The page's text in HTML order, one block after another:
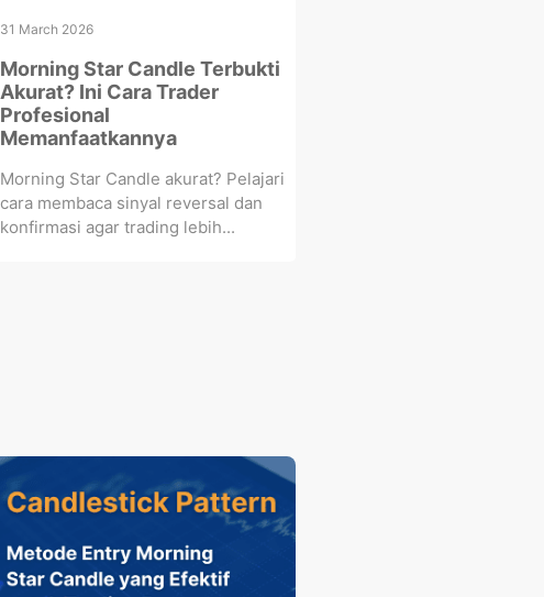
31 March 2026
Morning Star Candle Terbukti
Akurat? Ini Cara Trader
Profesional
Memanfaatkannya
Morning Star Candle akurat? Pelajari
cara membaca sinyal reversal dan
konfirmasi agar trading lebih...